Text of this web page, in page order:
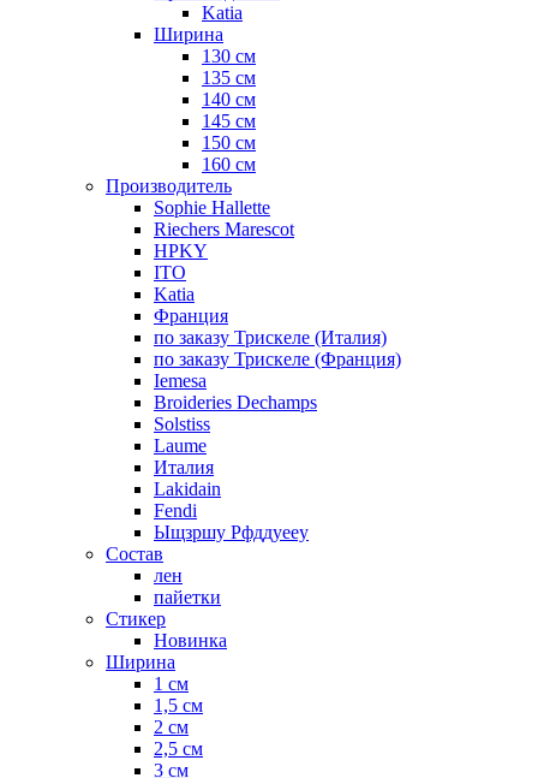
Katia
Ширина
130 см
135 см
140 см
145 см
150 см
160 см
Производитель
Sophie Hallette
Riechers Marescot
HPKY
ITO
Katia
Франция
по заказу Трискеле (Италия)
по заказу Трискеле (Франция)
Iemesa
Broideries Dechamps
Solstiss
Laume
Италия
Lakidain
Fendi
Ыщзршу Рфддуееу
Состав
лен
пайетки
Стикер
Новинка
Ширина
1 см
1,5 см
2 см
2,5 см
3 см